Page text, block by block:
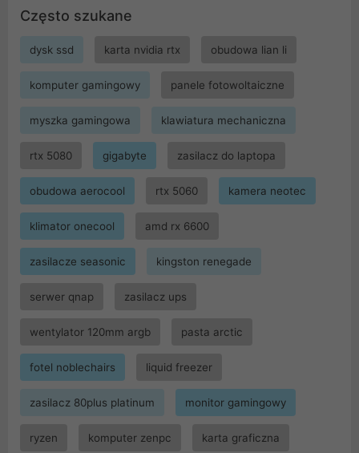
Często szukane
dysk ssd karta nvidia rtx obudowa lian li
komputer gamingowy panele fotowoltaiczne
myszka gamingowa klawiatura mechaniczna
rtx 5080 gigabyte zasilacz do laptopa
obudowa aerocool rtx 5060 kamera neotec
klimator onecool amd rx 6600
zasilacze seasonic kingston renegade
serwer qnap zasilacz ups
wentylator 120mm argb pasta arctic
fotel noblechairs liquid freezer
zasilacz 80plus platinum monitor gamingowy
ryzen komputer zenpc karta graficzna